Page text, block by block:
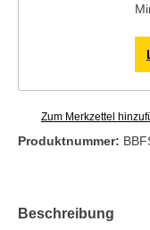
Zum Merkzettel
Produktnummer:
Beschreibung